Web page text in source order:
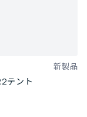
新製品
テント